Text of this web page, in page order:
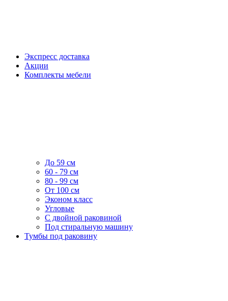
Экспресс доставка
Акции
Комплекты мебели
До 59 см
60 - 79 см
80 - 99 см
От 100 см
Эконом класс
Угловые
С двойной раковиной
Под стиральную машину
Тумбы под раковину